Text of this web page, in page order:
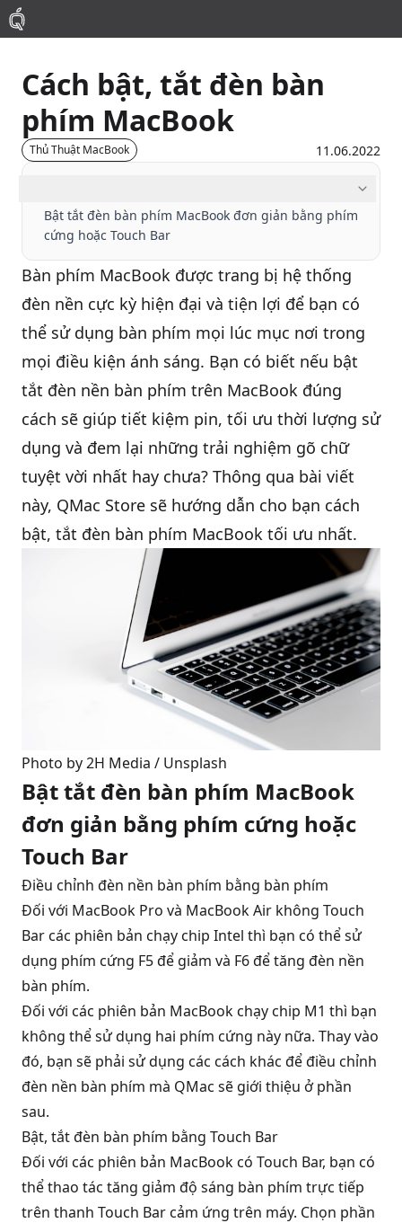
Mac
MacBook Pro
Phụ Kiện
Thu Mua
Thay Linh Kiện
QBlog
Cách bật, tắt đèn bàn
phím MacBook
Thủ Thuật MacBook 11.06.2022
Bật tắt đèn bàn phím MacBook đơn giản bằng phím
cứng hoặc Touch Bar
Bàn phím MacBook được trang bị hệ thống
đèn nền cực kỳ hiện đại và tiện lợi để bạn có
thể sử dụng bàn phím mọi lúc mục nơi trong
mọi điều kiện ánh sáng. Bạn có biết nếu bật
tắt đèn nền bàn phím trên MacBook đúng
cách sẽ giúp tiết kiệm pin, tối ưu thời lượng sử
dụng và đem lại những trải nghiệm gõ chữ
tuyệt vời nhất hay chưa? Thông qua bài viết
này, QMac Store sẽ hướng dẫn cho bạn cách
bật, tắt đèn bàn phím MacBook tối ưu nhất.
Photo by 2H Media / Unsplash
Bật tắt đèn bàn phím MacBook
đơn giản bằng phím cứng hoặc
Touch Bar
Điều chỉnh đèn nền bàn phím bằng bàn phím
Đối với MacBook Pro và MacBook Air không Touch
Bar các phiên bản chạy chip Intel thì bạn có thể sử
dụng phím cứng F5 để giảm và F6 để tăng đèn nền
bàn phím.
Đối với các phiên bản MacBook chạy chip M1 thì bạn
không thể sử dụng hai phím cứng này nữa. Thay vào
đó, bạn sẽ phải sử dụng các cách khác để điều chỉnh
đèn nền bàn phím mà QMac sẽ giới thiệu ở phần
sau.
Bật, tắt đèn bàn phím bằng Touch Bar
Đối với các phiên bản MacBook có Touch Bar, bạn có
thể thao tác tăng giảm độ sáng bàn phím trực tiếp
trên thanh Touch Bar cảm ứng trên máy. Chọn phần